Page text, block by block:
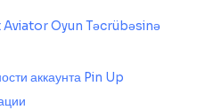
Oyun Təcrübəsinə
аккаунта Pin Up